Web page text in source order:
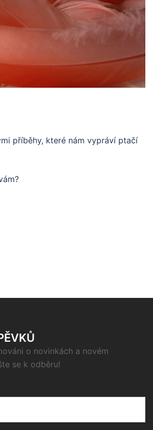
příběhy, které nám vypráví ptačí
o novinkách a novém
se k odběru!